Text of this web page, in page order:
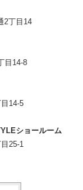
2丁目14
目14-8
14-5
ショールーム
25-1